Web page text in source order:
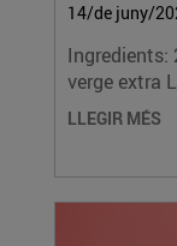
14/de juny/
Ingredients:
verge extra
LLEGIR MÉS